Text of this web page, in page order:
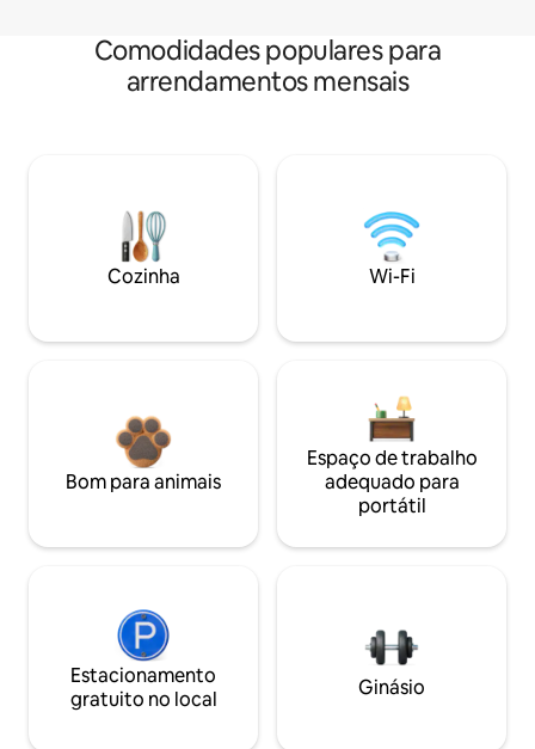
Comodidades populares para
arrendamentos mensais
Cozinha Wi-Fi
Bom para animais
Espaço de trabalho
adequado para
portátil
Estacionamento
gratuito no local
Ginásio